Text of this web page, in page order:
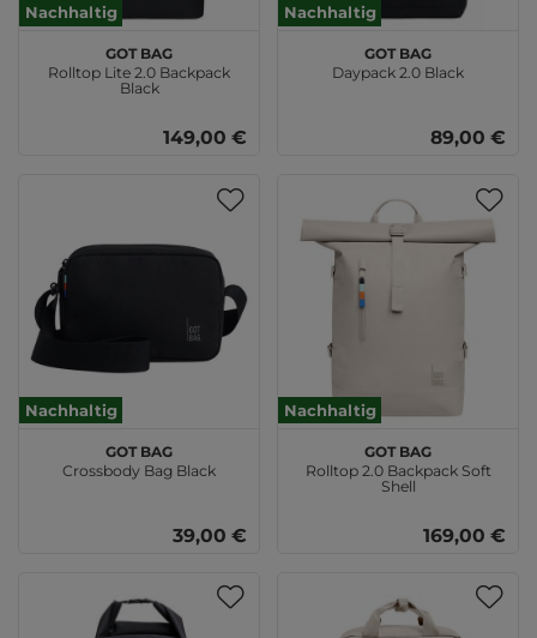
Nachhaltig
GOT BAG
Rolltop Lite 2.0 Backpack
Black
149,00 €
Nachhaltig
GOT BAG
Daypack 2.0 Black
89,00 €
Nachhaltig
GOT BAG
Crossbody Bag Black
39,00 €
Nachhaltig
GOT BAG
Rolltop 2.0 Backpack Soft
Shell
169,00 €